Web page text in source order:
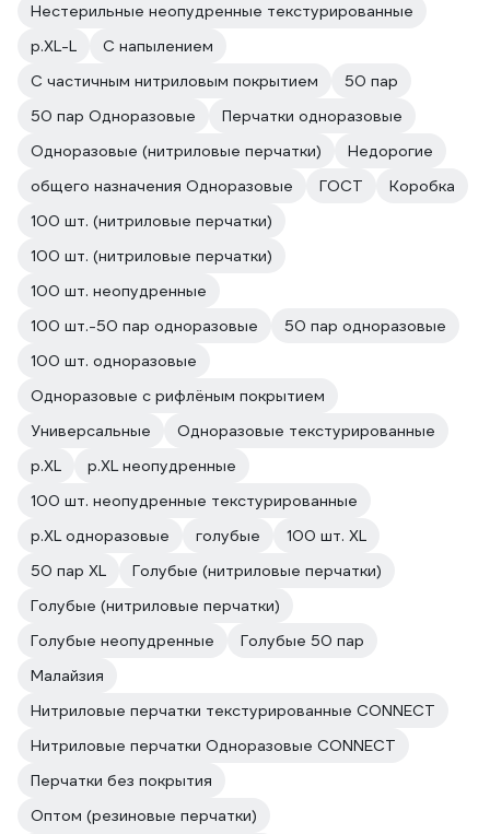
Нестерильные неопудренные текстурированные
р.XL-L
С напылением
С частичным нитриловым покрытием
50 пар
50 пар Одноразовые
Перчатки одноразовые
Одноразовые (нитриловые перчатки)
Недорогие
общего назначения Одноразовые
ГОСТ
Коробка
100 шт. (нитриловые перчатки)
100 шт. (нитриловые перчатки)
100 шт. неопудренные
100 шт.-50 пар одноразовые
50 пар одноразовые
100 шт. одноразовые
Одноразовые с рифлёным покрытием
Универсальные
Одноразовые текстурированные
р.XL
р.XL неопудренные
100 шт. неопудренные текстурированные
р.XL одноразовые
голубые
100 шт. XL
50 пар XL
Голубые (нитриловые перчатки)
Голубые (нитриловые перчатки)
Голубые неопудренные
Голубые 50 пар
Малайзия
Нитриловые перчатки текстурированные CONNECT
Нитриловые перчатки Одноразовые CONNECT
Перчатки без покрытия
Оптом (резиновые перчатки)